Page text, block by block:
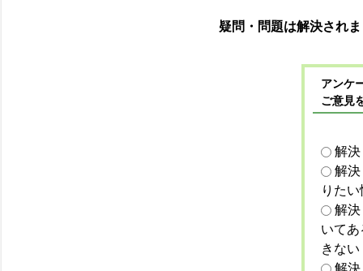
疑問・問題は解決され
アンケ
ご意見
解
解
りた
解
いて
きない
解